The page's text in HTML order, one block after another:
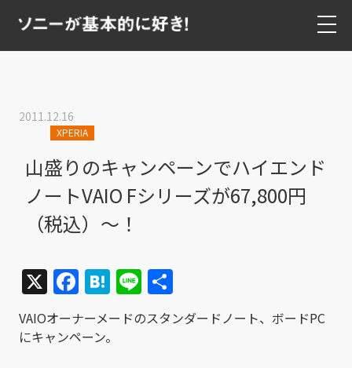
2011.12.16
XPERIA
山盛りのキャンペーンでハイエンド
ノートVAIO Fシリーズが67,800円
（税込）～！
X Facebook
Hatena
Line
有
VAIOオーナーメードのスタンダードノート、ボードPC
にキャンペーン。